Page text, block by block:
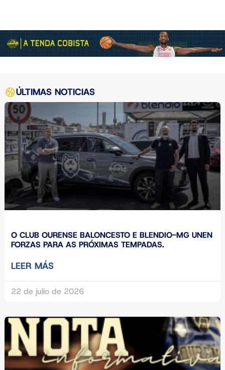
ÚLTIMAS NOTICIAS
O CLUB OURENSE BALONCESTO E BLENDIO-MG UNEN
FORZAS PARA AS PRÓXIMAS TEMPADAS.
LEER MÁS
22 de julio de 2026